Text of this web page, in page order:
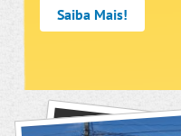
Saiba Mais!